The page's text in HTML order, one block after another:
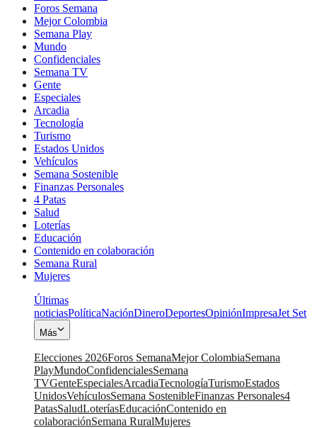
Foros Semana
Mejor Colombia
Semana Play
Mundo
Confidenciales
Semana TV
Gente
Especiales
Arcadia
Tecnología
Turismo
Estados Unidos
Vehículos
Semana Sostenible
Finanzas Personales
4 Patas
Salud
Loterías
Educación
Contenido en colaboración
Semana Rural
Mujeres
Últimas
noticiasPolíticaNaciónDineroDeportesOpiniónImpresaJet Set
Más
Elecciones 2026Foros SemanaMejor ColombiaSemana
PlayMundoConfidencialesSemana
TVGenteEspecialesArcadiaTecnologíaTurismoEstados
UnidosVehículosSemana SostenibleFinanzas Personales4
PatasSaludLoteríasEducaciónContenido en
colaboraciónSemana RuralMujeres